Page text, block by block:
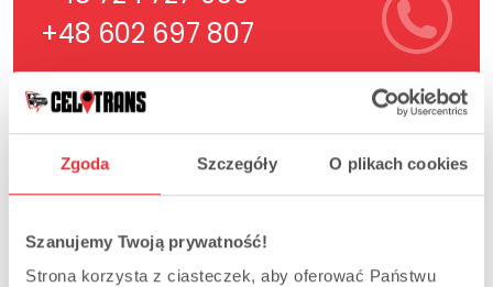
Zgoda Szczegóły O plikach cookies
Szanujemy Twoją prywatność!
Strona korzysta z ciasteczek, aby oferować Państwu
+48 602 697 807
Wypełnij formularz